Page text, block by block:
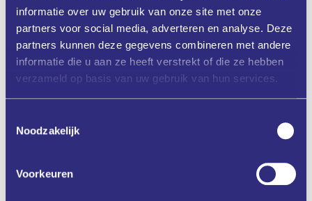
informatie over uw gebruik van onze site met onze
partners voor social media, adverteren en analyse. Deze
partners kunnen deze gegevens combineren met andere
informatie die u aan ze heeft verstrekt of die ze hebben
verzameld op basis van uw gebruik van hun services.
Noodzakelijk
Voorkeuren
Bekijk meer
Wil je voorafgaand aan een Innovatieproject